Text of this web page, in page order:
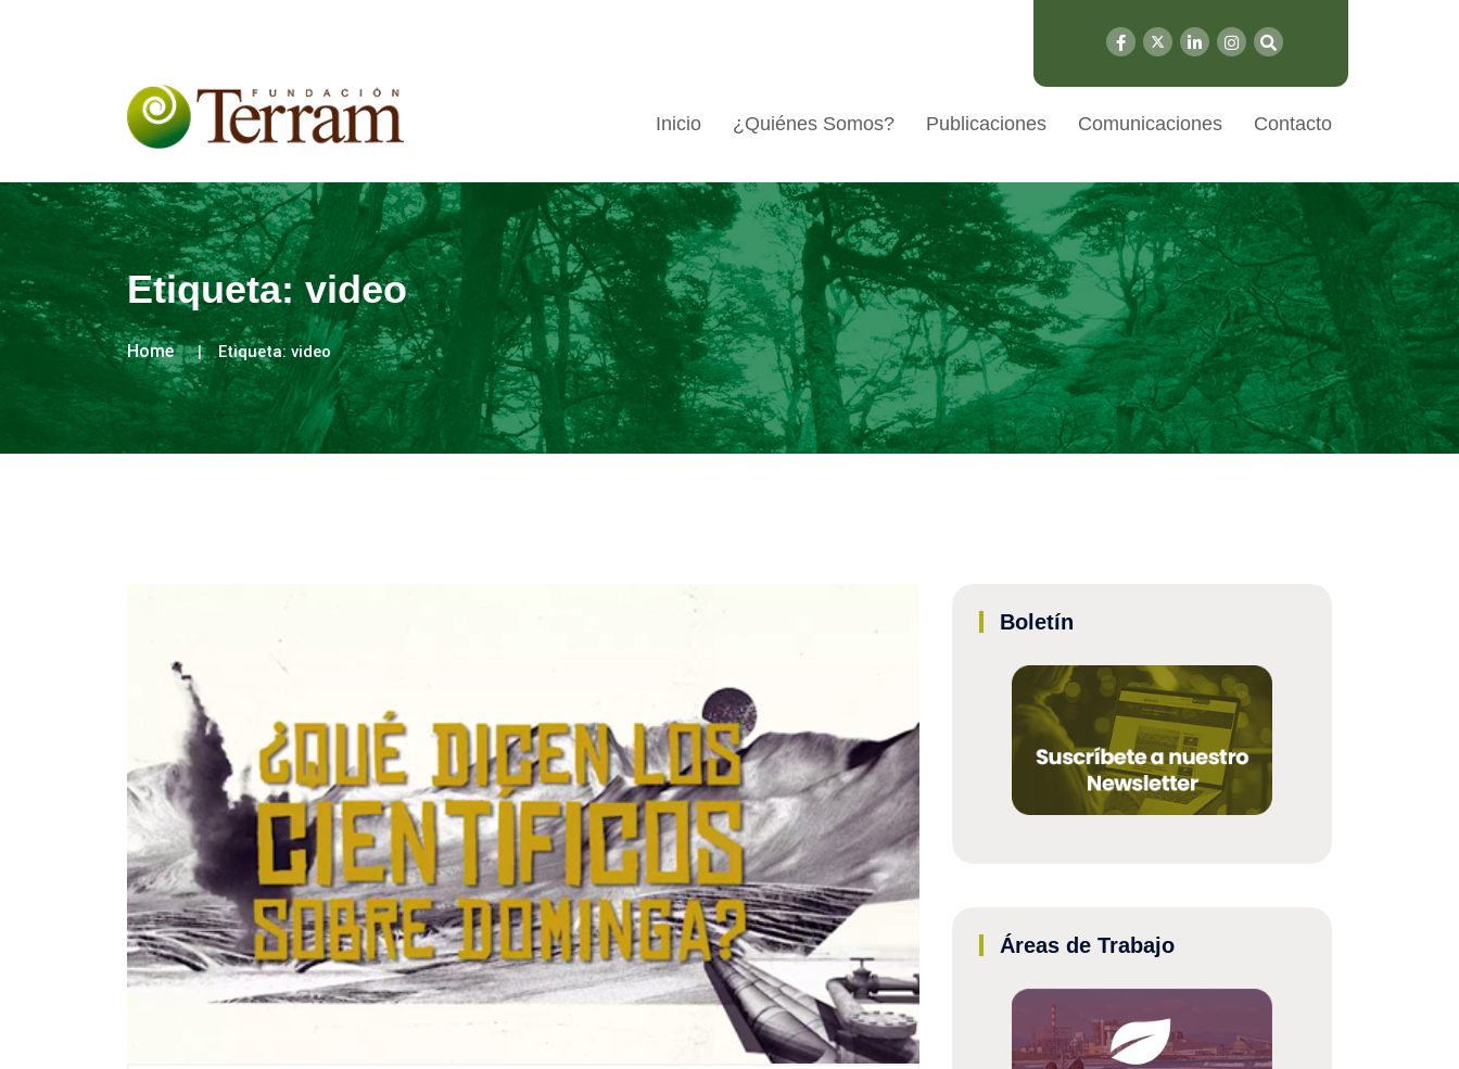
Inicio ¿Quiénes Somos? Publicaciones Comunicaciones Contacto
Etiqueta:video
Home Etiqueta:video
Boletín
Áreas de Trabajo